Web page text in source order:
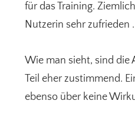
für das Training.
Nutzerin sehr zufrieden
Wie man sieht, sind die
Teil eher zustimmend.
ebenso über keine